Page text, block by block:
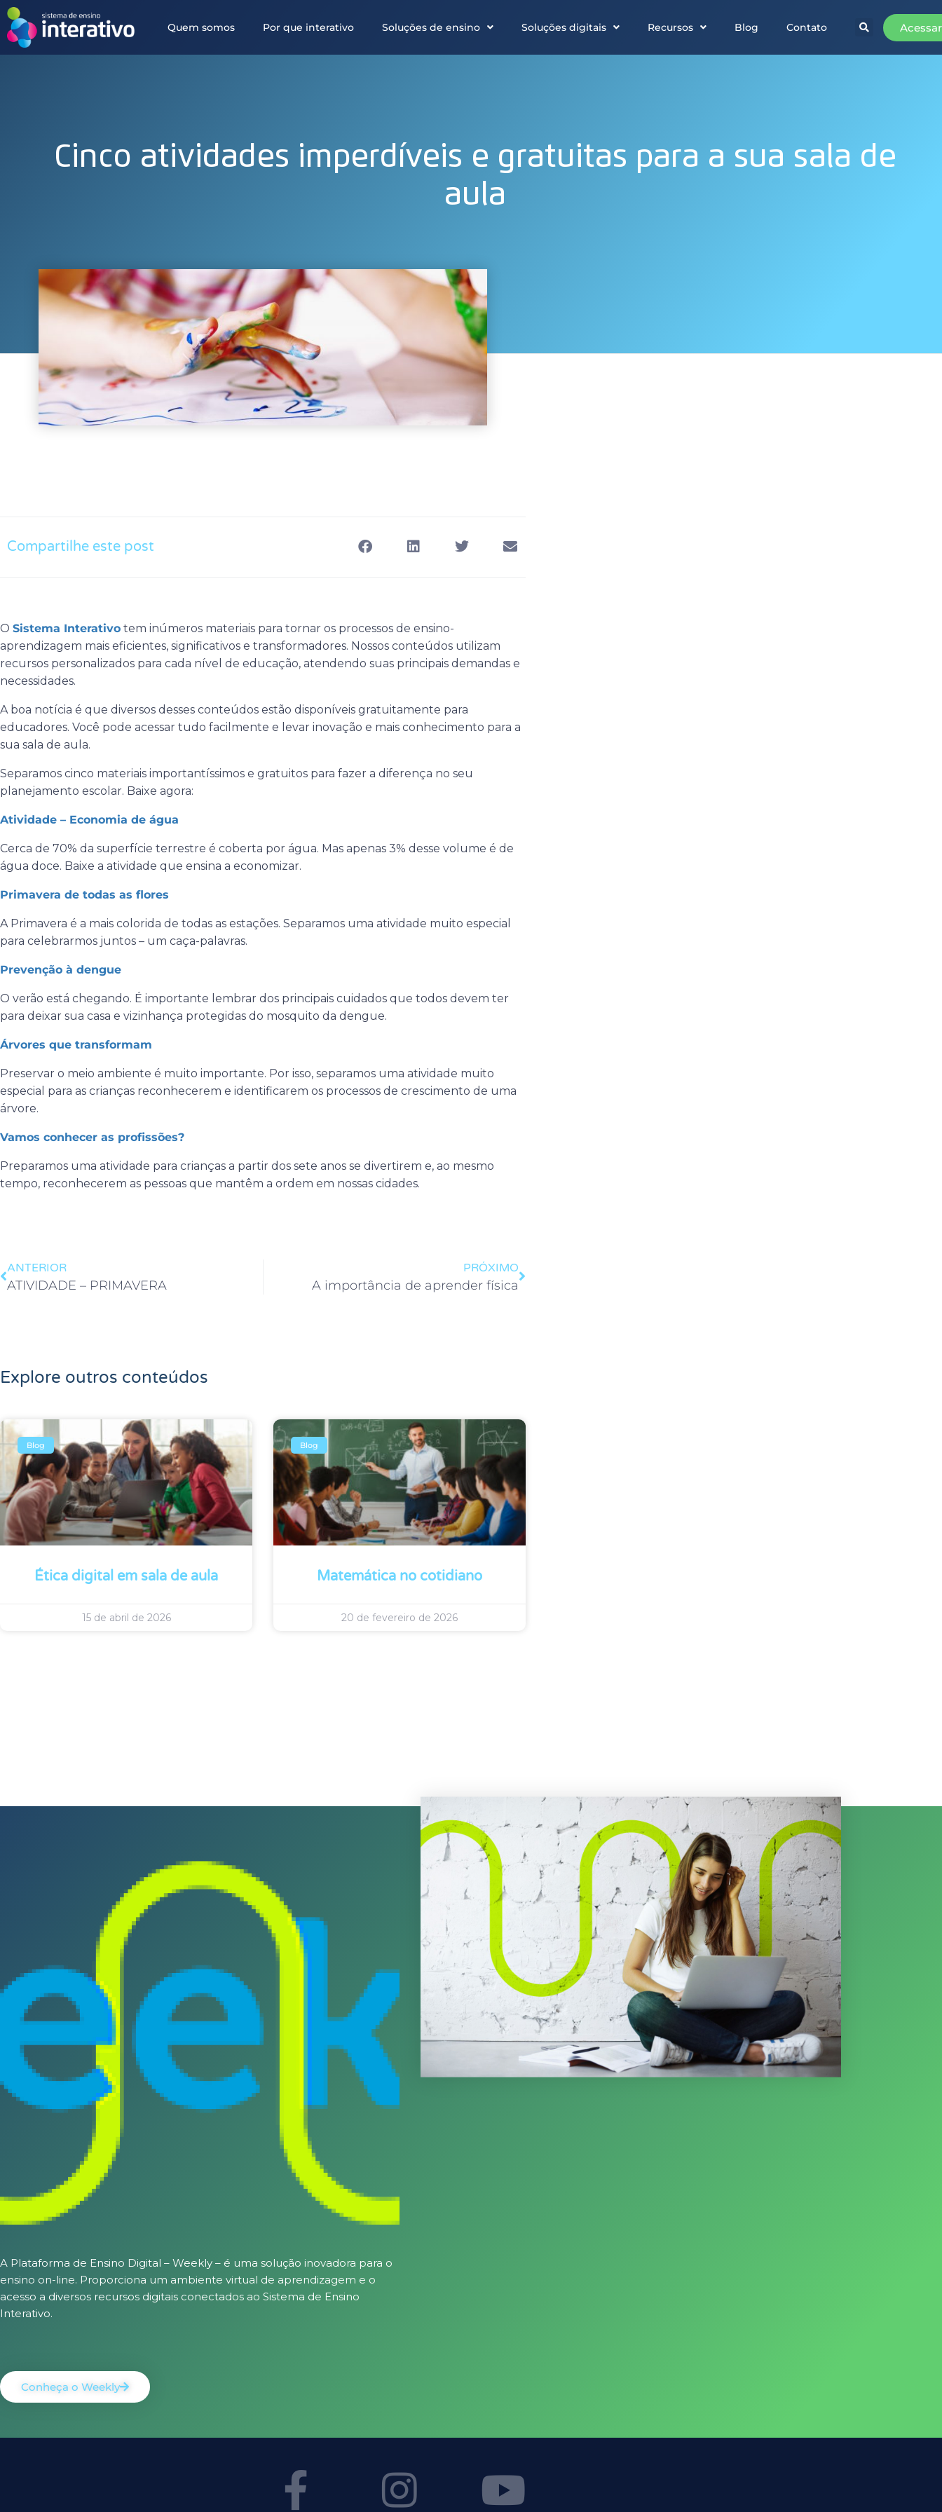
Quem somos Por que interativo Soluções de ensino Soluções digitais Recursos Blog Contato Acessar
Cinco atividades imperdíveis e gratuitas para a sua sala de
aula
Compartilhe este post
O Sistema Interativo tem inúmeros materiais para tornar os processos de ensino-
aprendizagem mais eficientes, significativos e transformadores. Nossos conteúdos utilizam
recursos personalizados para cada nível de educação, atendendo suas principais demandas e
necessidades.
A boa notícia é que diversos desses conteúdos estão disponíveis gratuitamente para
educadores. Você pode acessar tudo facilmente e levar inovação e mais conhecimento para a
sua sala de aula.
Separamos cinco materiais importantíssimos e gratuitos para fazer a diferença no seu
planejamento escolar. Baixe agora:
Atividade – Economia de água
Cerca de 70% da superfície terrestre é coberta por água. Mas apenas 3% desse volume é de
água doce. Baixe a atividade que ensina a economizar.
Primavera de todas as flores
A Primavera é a mais colorida de todas as estações. Separamos uma atividade muito especial
para celebrarmos juntos – um caça-palavras.
Prevenção à dengue
O verão está chegando. É importante lembrar dos principais cuidados que todos devem ter
para deixar sua casa e vizinhança protegidas do mosquito da dengue.
Árvores que transformam
Preservar o meio ambiente é muito importante. Por isso, separamos uma atividade muito
especial para as crianças reconhecerem e identificarem os processos de crescimento de uma
árvore.
Vamos conhecer as profissões?
Preparamos uma atividade para crianças a partir dos sete anos se divertirem e, ao mesmo
tempo, reconhecerem as pessoas que mantêm a ordem em nossas cidades.
ANTERIOR
ATIVIDADE – PRIMAVERA
PRÓXIMO
A importância de aprender física
Explore outros conteúdos
Blog
Ética digital em sala de aula
15 de abril de 2026
Blog
Matemática no cotidiano
20 de fevereiro de 2026
A Plataforma de Ensino Digital – Weekly – é uma solução inovadora para o
ensino on-line. Proporciona um ambiente virtual de aprendizagem e o
acesso a diversos recursos digitais conectados ao Sistema de Ensino
Interativo.
Conheça o Weekly